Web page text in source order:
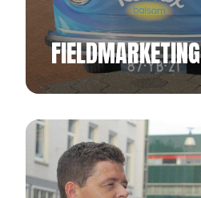
FIELDMARKETING